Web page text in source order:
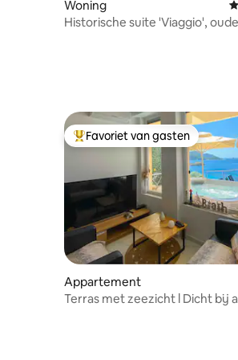
Woning
Historische suite 'Viaggio',
Topfavoriet van gasten
Favoriet van gasten
Appartement
Terras met zeezicht l Dicht bij